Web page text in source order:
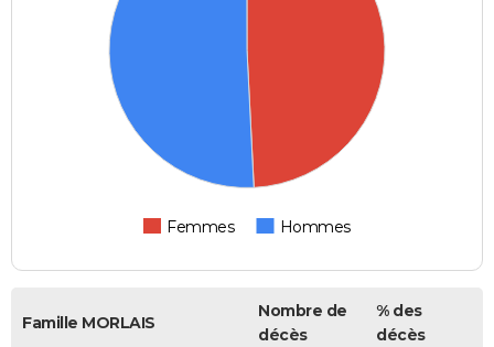
Femmes Hommes
Famille MORLAIS
Nombre de
décès
% des
décès